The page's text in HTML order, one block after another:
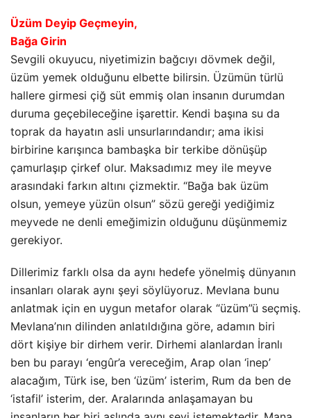
Üzüm Deyip Geçmeyin,
Bağa Girin
Sevgili okuyucu, niyetimizin bağcıyı dövmek değil,
üzüm yemek olduğunu elbette bilirsin. Üzümün türlü
hallere girmesi çiğ süt emmiş olan insanın durumdan
duruma geçebileceğine işarettir. Kendi başına su da
toprak da hayatın asli unsurlarındandır; ama ikisi
birbirine karışınca bambaşka bir terkibe dönüşüp
çamurlaşıp çirkef olur. Maksadımız mey ile meyve
arasındaki farkın altını çizmektir. “Bağa bak üzüm
olsun, yemeye yüzün olsun” sözü gereği yediğimiz
meyvede ne denli emeğimizin olduğunu düşünmemiz
gerekiyor.
Dillerimiz farklı olsa da aynı hedefe yönelmiş dünyanın
insanları olarak aynı şeyi söylüyoruz. Mevlana bunu
anlatmak için en uygun metafor olarak “üzüm”ü seçmiş.
Mevlana’nın dilinden anlatıldığına göre, adamın biri
dört kişiye bir dirhem verir. Dirhemi alanlardan İranlı
ben bu parayı ‘engûr’a vereceğim, Arap olan ‘inep’
alacağım, Türk ise, ben ‘üzüm’ isterim, Rum da ben de
‘istafil’ isterim, der. Aralarında anlaşamayan bu